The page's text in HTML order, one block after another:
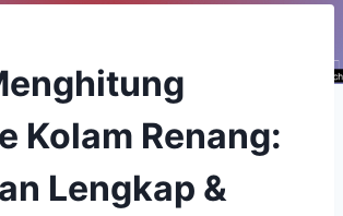
Kolam Renang:
Lengkap &